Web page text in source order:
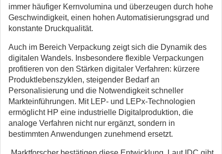
immer häufiger Kernvolumina und überzeugen durch hohe
Geschwindigkeit, einen hohen Automatisierungsgrad und
konstante Druckqualität.
Auch im Bereich Verpackung zeigt sich die Dynamik des
digitalen Wandels. Insbesondere flexible Verpackungen
profitieren von den Stärken digitaler Verfahren: kürzere
Produktlebenszyklen, steigender Bedarf an
Personalisierung und die Notwendigkeit schneller
Markteinführungen. Mit LEP- und LEPx-Technologien
ermöglicht HP eine industrielle Digitalproduktion, die
analoge Verfahren nicht nur ergänzt, sondern in
bestimmten Anwendungen zunehmend ersetzt.